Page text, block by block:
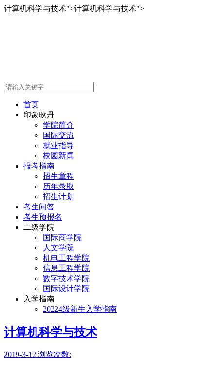
计算机科学与技术">计算机科学与技术">
首页
印象耿丹
学院简介
国际交流
就业指导
校园新闻
报考指南
招生章程
历年录取
招生计划
考生问答
考生预报名
二级学院
国际商学院
人文学院
机电工程学院
信息工程学院
数字技术学院
国际设计学院
入学指南
20224级新生入学指南
计算机科学与技术
2019-3-12 浏览次数: